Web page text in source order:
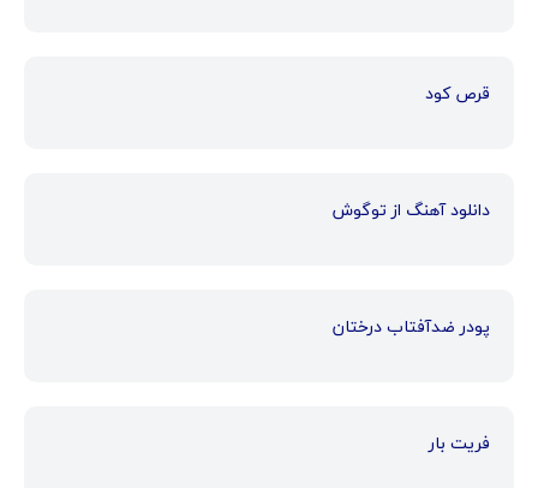
قرص کود
دانلود آهنگ از توگوش
پودر ضدآفتاب درختان
فریت بار